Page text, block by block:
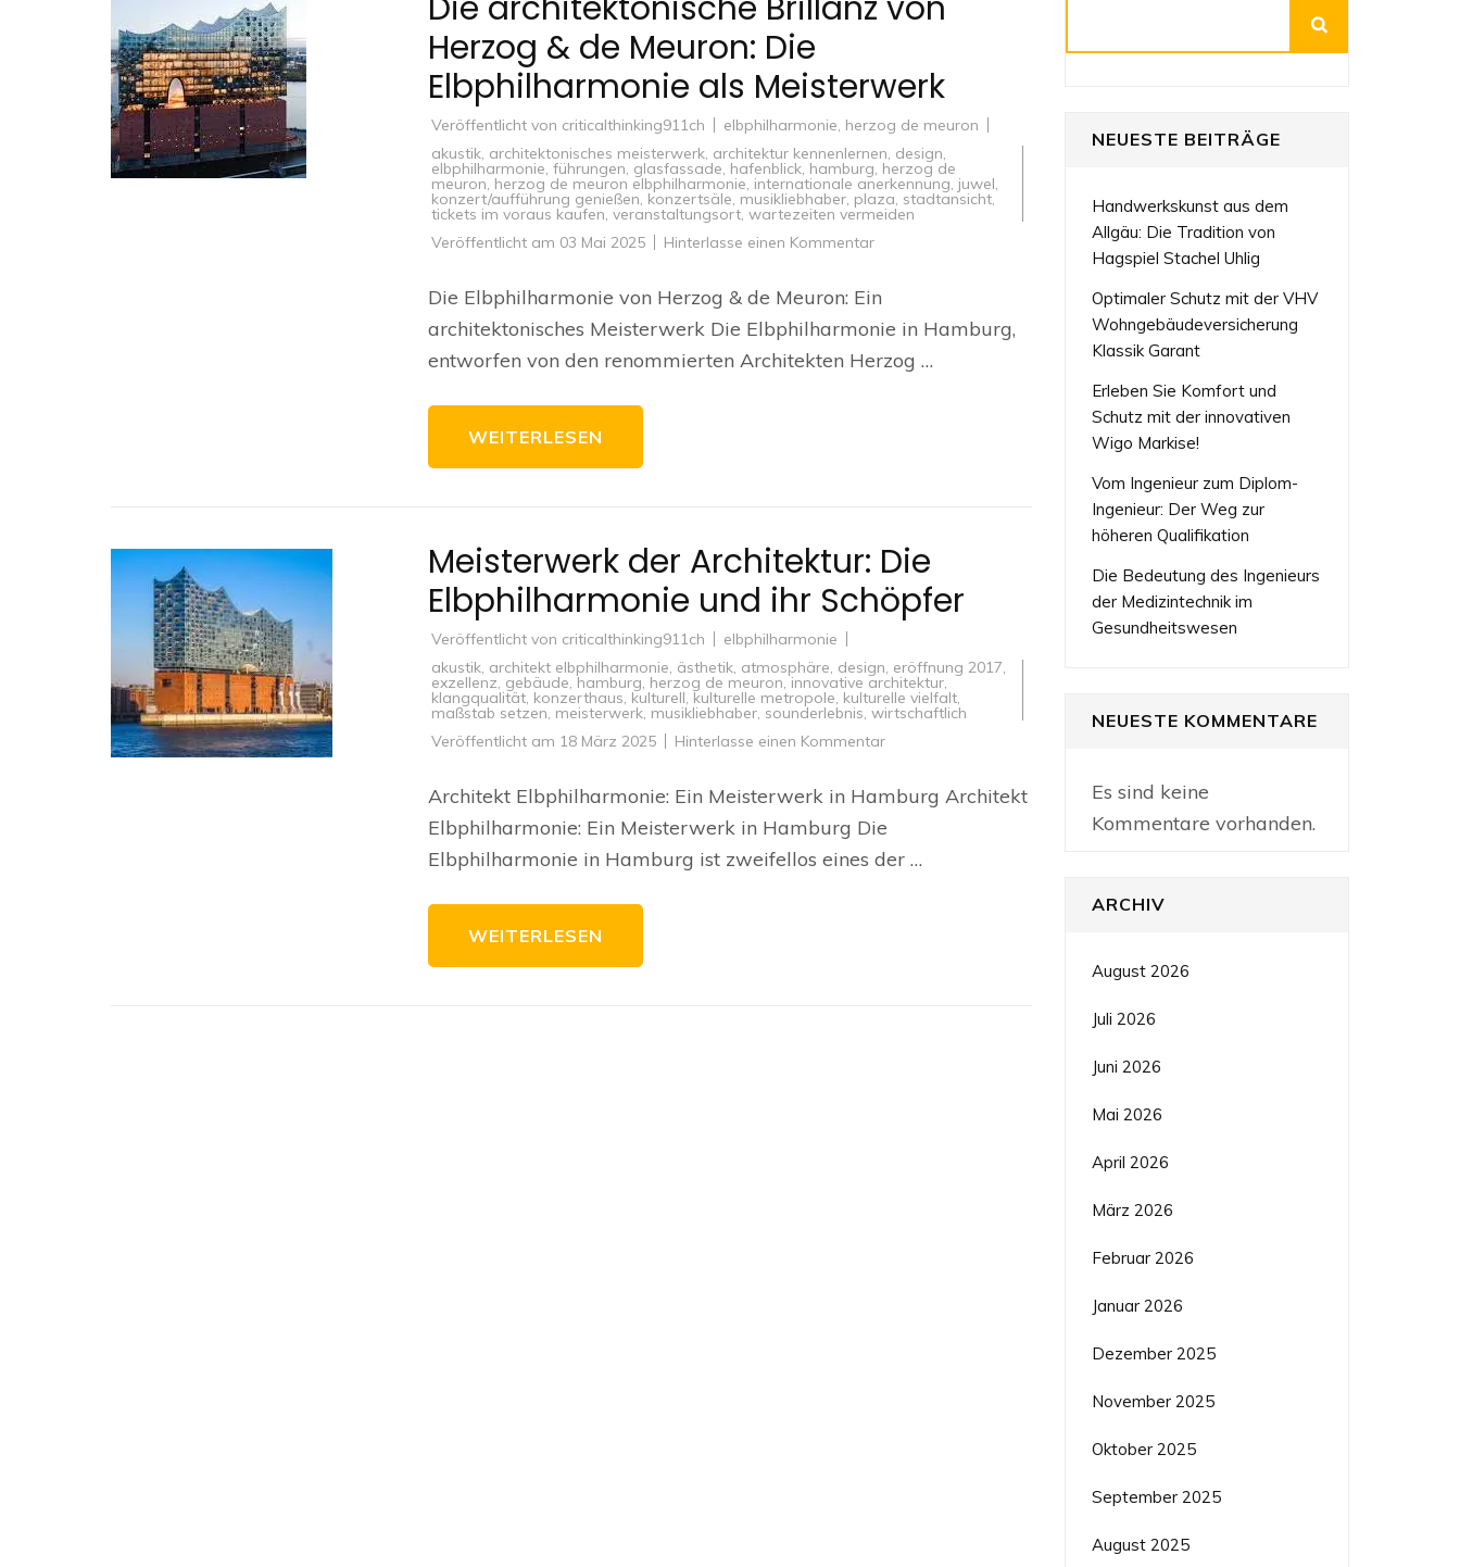
Herzog & de Meuron: Die
Elbphilharmonie als Meisterwerk
Veröffentlicht von criticalthinking911ch elbphilharmonie, herzog de meuron
akustik, architektonisches meisterwerk, architektur kennenlernen, design,
elbphilharmonie, führungen, glasfassade, hafenblick, hamburg, herzog de
meuron, herzog de meuron elbphilharmonie, internationale anerkennung, juwel,
konzert/aufführung genießen, konzertsäle, musikliebhaber, plaza, stadtansicht,
tickets im voraus kaufen, veranstaltungsort, wartezeiten vermeiden
Veröffentlicht am 03 Mai 2025 Hinterlasse einen Kommentarzu
von
&
Meuron:
Die Elbphilharmonie von Herzog & de Meuron: Ein
architektonisches Meisterwerk Die Elbphilharmonie in Hamburg,
entworfen von den renommierten Architekten Herzog …
WEITERLESEN
Meisterwerk der Architektur: Die
Elbphilharmonie und ihr Schöpfer
Veröffentlicht von criticalthinking911ch
elbphilharmonie
akustik, architekt elbphilharmonie, ästhetik, atmosphäre, design, eröffnung 2017,
exzellenz, gebäude, hamburg, herzog de meuron,innovative architektur,
klangqualität, konzerthaus, kulturell, kulturelle metropole, kulturelle vielfalt,
maßstab setzen, meisterwerk, musikliebhaber, sounderlebnis, wirtschaftlich
Veröffentlicht am 18 März 2025 Hinterlasse einen Kommentarzu
Architektur:
Die
und
Schöpfer
Architekt Elbphilharmonie: Ein Meisterwerk in Hamburg Architekt
Elbphilharmonie: Ein Meisterwerk in Hamburg Die
Elbphilharmonie in Hamburg ist zweifellos eines der …
WEITERLESEN
NEUESTE BEITRÄGE
Handwerkskunst aus dem
Allgäu: Die Tradition von
Hagspiel Stachel Uhlig
Optimaler Schutz mit der VHV
Wohngebäudeversicherung
Klassik Garant
Erleben Sie Komfort und
Schutz mit der innovativen
Wigo Markise!
Vom Ingenieur zum Diplom-
Ingenieur: Der Weg zur
höheren Qualifikation
Die Bedeutung des Ingenieurs
der Medizintechnik im
Gesundheitswesen
NEUESTE KOMMENTARE
Es sind keine
Kommentare vorhanden.
ARCHIV
August 2026
Juli 2026
Juni 2026
Mai 2026
April 2026
März 2026
Februar 2026
Januar 2026
Dezember 2025
November 2025
Oktober 2025
September 2025
August 2025